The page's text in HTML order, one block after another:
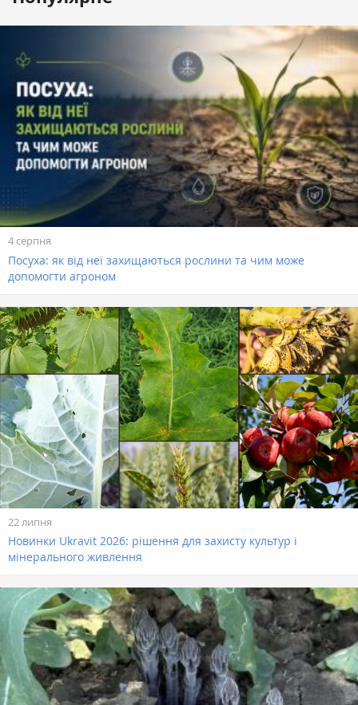
4 серпня
Посуха: як від неї захищаються рослини та чим може
допомогти агроном
22 липня
Новинки Ukravit 2026: рішення для захисту культур і
мінерального живлення